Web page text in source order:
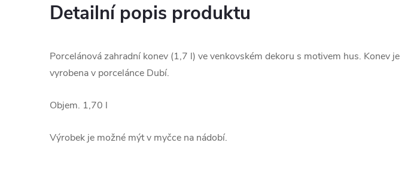
Detailní popis produktu
Porcelánová zahradní konev (1,7 l) ve venkovském dekoru s motivem hus. Konev je
vyrobena v porcelánce Dubí.
Objem. 1,70 l
Výrobek je možné mýt v myčce na nádobí.